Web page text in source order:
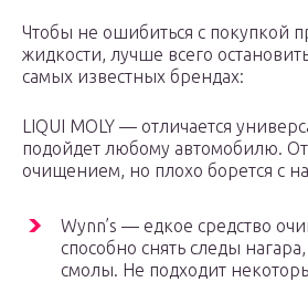
Чтобы не ошибиться с покупкой
жидкости, лучше всего
самых известных брендах:
LIQUI MOLY — отличается
подойдет любому автомобилю.
очищением, но плохо борется с
Wynn’s — едкое средство
способно снять следы
смолы. Не подходит